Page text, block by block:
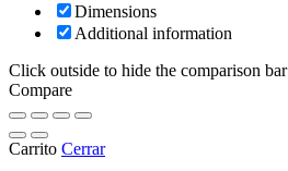
Dimensions
Additional information
Click outside to hide the comparison bar
Compare
Carrito Cerrar